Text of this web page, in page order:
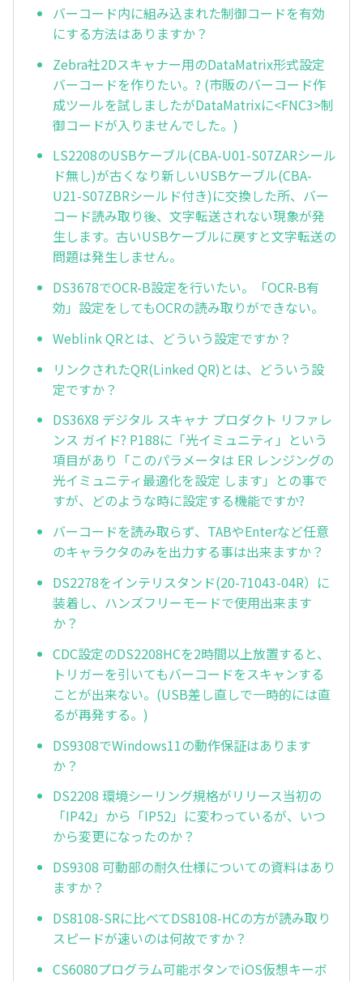
バーコード内に組み込まれた制御コードを有効
にする方法はありますか？
Zebra社2Dスキャナー用のDataMatrix形式設定
バーコードを作りたい。? (市販のバーコード作
成ツールを試しましたがDataMatrixに<FNC3>制
御コードが入りませんでした。)
LS2208のUSBケーブル(CBA-U01-S07ZARシール
ド無し)が古くなり新しいUSBケーブル(CBA-
U21-S07ZBRシールド付き)に交換した所、バー
コード読み取り後、文字転送されない現象が発
生します。古いUSBケーブルに戻すと文字転送の
問題は発生しません。
DS3678でOCR-B設定を行いたい。「OCR-B有
効」設定をしてもOCRの読み取りができない。
Weblink QRとは、どういう設定ですか？
リンクされたQR(Linked QR)とは、どういう設
定ですか？
DS36X8 デジタル スキャナ プロダクト リファレ
ンス ガイド? P188に「光イミュニティ」という
項目があり「このパラメータは ER レンジングの
光イミュニティ最適化を設定 します」との事で
すが、どのような時に設定する機能ですか?
バーコードを読み取らず、TABやEnterなど任意
のキャラクタのみを出力する事は出来ますか？
DS2278をインテリスタンド(20-71043-04R）に
装着し、ハンズフリーモードで使用出来ます
か？
CDC設定のDS2208HCを2時間以上放置すると、
トリガーを引いてもバーコードをスキャンする
ことが出来ない。(USB差し直しで一時的には直
るが再発する。)
DS9308でWindows11の動作保証はあります
か？
DS2208 環境シーリング規格がリリース当初の
「IP42」から「IP52」に変わっているが、いつ
から変更になったのか？
DS9308 可動部の耐久仕様についての資料はあり
ますか？
DS8108-SRに比べてDS8108-HCの方が読み取り
スピードが速いのは何故ですか？
CS6080プログラム可能ボタンでiOS仮想キーボ